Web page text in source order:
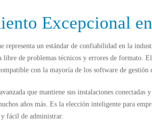
Excepcional
representa un estándar de confiabilidad en la
de problemas técnicos y errores de formato.
con la mayoría de los software de gestión
que mantiene sus instalaciones
años más. Es la elección inteligente para
y fácil de administrar.